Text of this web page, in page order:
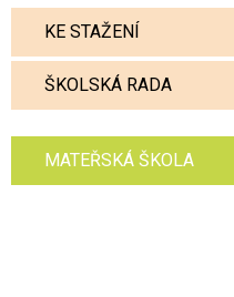
KE STAŽENÍ
ŠKOLSKÁ RADA
MATEŘSKÁ ŠKOLA